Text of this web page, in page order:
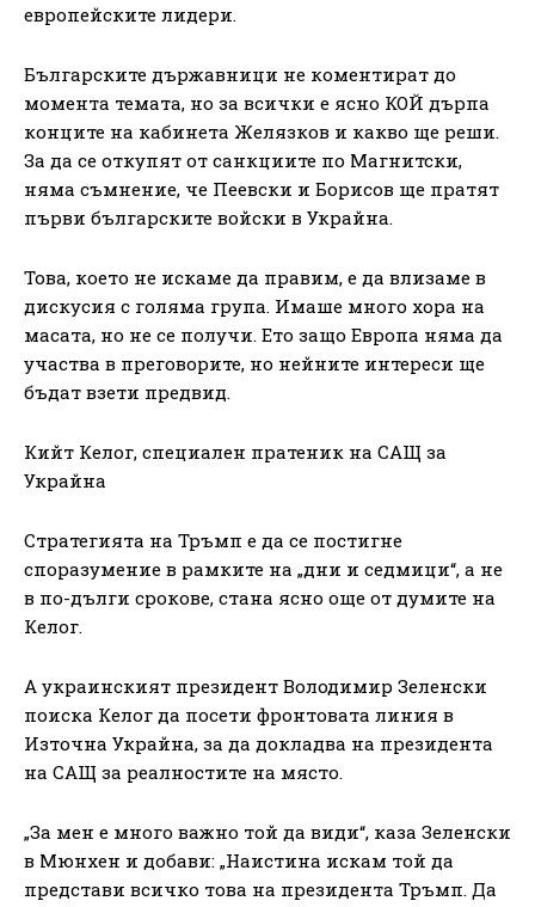
европейските лидери.
Българските държавници не коментират до
момента темата, но за всички е ясно КОЙ дърпа
конците на кабинета Желязков и какво ще реши.
За да се откупят от санкциите по Магнитски,
няма съмнение, че Пеевски и Борисов ще пратят
първи българските войски в Украйна.
Това, което не искаме да правим, е да влизаме в
дискусия с голяма група. Имаше много хора на
масата, но не се получи. Ето защо Европа няма да
участва в преговорите, но нейните интереси ще
бъдат взети предвид.
Кийт Келог, специален пратеник на САЩ за
Украйна
Стратегията на Тръмп е да се постигне
споразумение в рамките на „дни и седмици“, а не
в по-дълги срокове, стана ясно още от думите на
Келог.
А украинският президент Володимир Зеленски
поиска Келог да посети фронтовата линия в
Източна Украйна, за да докладва на президента
на САЩ за реалностите на място.
„За мен е много важно той да види“, каза Зеленски
в Мюнхен и добави: „Наистина искам той да
представи всичко това на президента Тръмп. Да